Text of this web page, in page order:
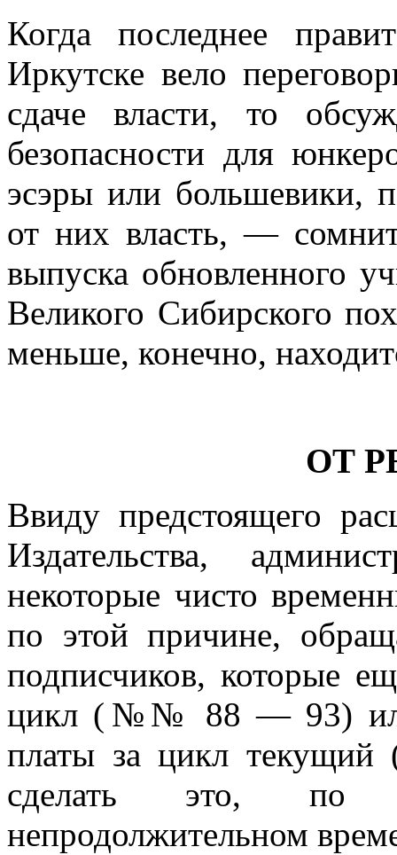
Когда последнее
Иркутске вело
сдаче власти, то
безопасности для
эсэры или большевики,
от них власть, —
выпуска обновленного
Великого Сибирского
меньше, конечно,
ОТ
Ввиду предстоящего
Издательства,
некоторые чисто
по этой причине,
подписчиков, которые
цикл (№№ 88 — 93) или
платы за цикл
сделать это, по
непродолжительном